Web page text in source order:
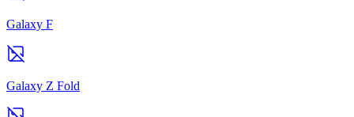
Galaxy F
Galaxy Z Fold